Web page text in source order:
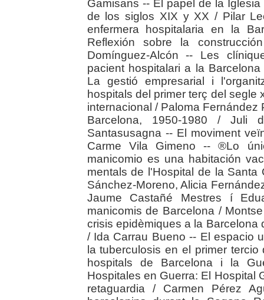
Gamisans -- El papel de la
de los siglos XIX y XX / Pilar
enfermera hospitalaria en la
Reflexión sobre la
Domínguez-Alcón -- Les
pacient hospitalari a la
La gestió empresarial i
hospitals del primer terç del
internacional / Paloma Fernández
Barcelona, 1950-1980 / Juli
Santasusagna -- El moviment
Carme Vila Gimeno -- ®Lo
manicomio es una habitación
mentals de l'Hospital de la
Sánchez-Moreno, Alicia
Jaume Castañé Mestres í
manicomis de Barcelona /
crisis epidèmiques a la Barcelona
/ Ida Carrau Bueno -- El espacio
la tuberculosis en el primer
hospitals de Barcelona i la
Hospitales en Guerra: El Hospital
retaguardia / Carmen Pérez